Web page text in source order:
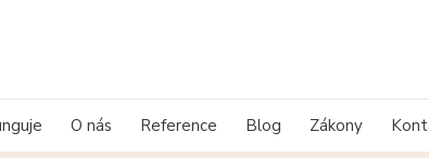
O nás Reference Blog Zákony